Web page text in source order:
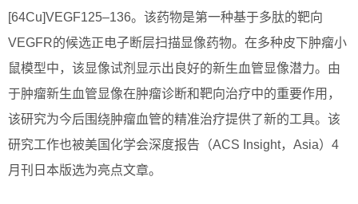
[64Cu]VEGF125–136。该药物是第一种基于多肽的靶向
VEGFR的候选正电子断层扫描显像药物。在多种皮下肿瘤小
鼠模型中，该显像试剂显示出良好的新生血管显像潜力。由
于肿瘤新生血管显像在肿瘤诊断和靶向治疗中的重要作用，
该研究为今后围绕肿瘤血管的精准治疗提供了新的工具。该
研究工作也被美国化学会深度报告（ACS Insight，Asia）4
月刊日本版选为亮点文章。